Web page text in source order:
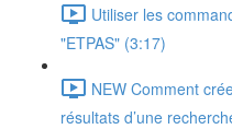
Utiliser les
"ETPAS" (3:17)
NEW Comment
résultats d’une